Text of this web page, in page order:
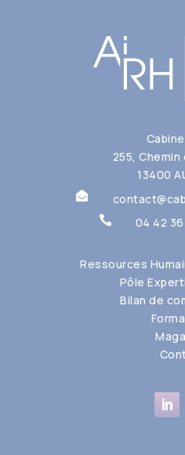
255,
13400

 04 42 36
Ressources
Pôle
Bilan de